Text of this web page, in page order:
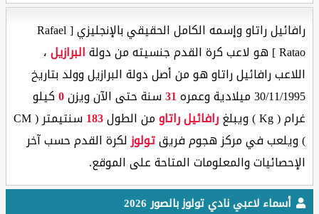
رافائيل راتاو وإسمه الكامل الحقيقي بالإنجليزي [ Rafael
Ratao ] هو لاعب كرة القدم جنسيته من دولة
البرازيل،
اللاعب رافائيل راتاو هو من أصل دولة البرازيل وولد بتاريخ
30/11/1995 ميلادية وعمره
31سنة حتى الآن ويزن0كيلو
غرام ( Kg ) ويبلغ
رافائيل راتاومن الطول183
سنتيمتر ( CM
) ويلعب في مركز هجوم فريقتولوزلكرة القدم حسب آخر
الإحصائيات والمعلومات المتاحة على الموقع.
أسماء لاعبي نادي تولوز بالصور 2026